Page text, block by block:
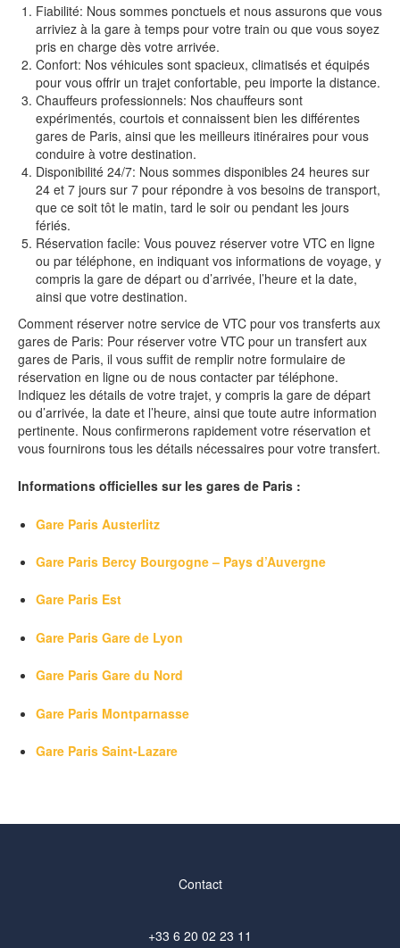
Fiabilité: Nous sommes ponctuels et nous assurons que vous
arriviez à la gare à temps pour votre train ou que vous soyez
pris en charge dès votre arrivée.
Confort: Nos véhicules sont spacieux, climatisés et équipés
pour vous offrir un trajet confortable, peu importe la distance.
Chauffeurs professionnels: Nos chauffeurs sont
expérimentés, courtois et connaissent bien les différentes
gares de Paris, ainsi que les meilleurs itinéraires pour vous
conduire à votre destination.
Disponibilité 24/7: Nous sommes disponibles 24 heures sur
24 et 7 jours sur 7 pour répondre à vos besoins de transport,
que ce soit tôt le matin, tard le soir ou pendant les jours
fériés.
Réservation facile: Vous pouvez réserver votre VTC en ligne
ou par téléphone, en indiquant vos informations de voyage, y
compris la gare de départ ou d’arrivée, l’heure et la date,
ainsi que votre destination.
Comment réserver notre service de VTC pour vos transferts aux
gares de Paris: Pour réserver votre VTC pour un transfert aux
gares de Paris, il vous suffit de remplir notre formulaire de
réservation en ligne ou de nous contacter par téléphone.
Indiquez les détails de votre trajet, y compris la gare de départ
ou d’arrivée, la date et l’heure, ainsi que toute autre information
pertinente. Nous confirmerons rapidement votre réservation et
vous fournirons tous les détails nécessaires pour votre transfert.
Informations officielles sur les gares de Paris :
Gare Paris Austerlitz
Gare Paris Bercy Bourgogne – Pays d’Auvergne
Gare Paris Est
Gare Paris Gare de Lyon
Gare Paris Gare du Nord
Gare Paris Montparnasse
Gare Paris Saint-Lazare
Contact
+33 6 20 02 23 11